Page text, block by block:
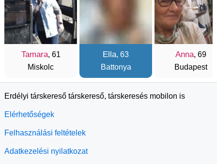
Tamara, 61
Miskolc
Ella, 63
Battonya
Anna, 69
Budapest
Erdélyi társkereső társkereső, társkeresés mobilon is
Elérhetőségek
Felhasználási feltételek
Adatkezelési nyilatkozat